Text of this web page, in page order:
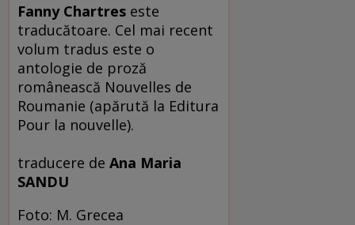
Fanny Chartres este
traducătoare. Cel mai recent
volum tradus este o
antologie de proză
românească Nouvelles de
Roumanie (apărută la Editura
Pour la nouvelle).
traducere de Ana Maria
SANDU
Foto: M. Grecea